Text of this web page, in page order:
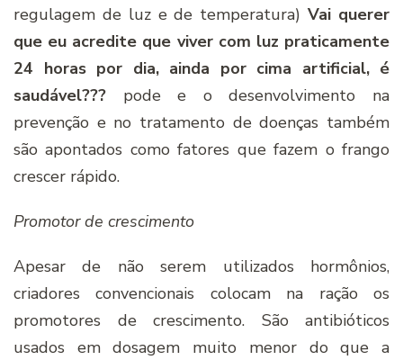
regulagem de luz e de temperatura)Vai querer
que eu acredite que viver com luz praticamente
24 horas por dia, ainda por cima artificial, é
saudável??? pode e o desenvolvimento na
prevenção e no tratamento de doenças também
são apontados como fatores que fazem o frango
crescer rápido.
Promotor de crescimento
Apesar de não serem utilizados hormônios,
criadores convencionais colocam na ração os
promotores de crescimento. São antibióticos
usados em dosagem muito menor do que a